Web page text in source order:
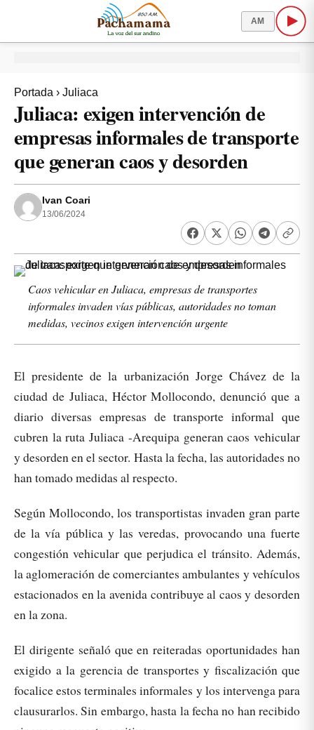
AM
Portada › Juliaca
Juliaca: exigen intervención de
empresas informales de transporte
que generan caos y desorden
Ivan Coari
13/06/2024
Caos vehicular en Juliaca, empresas de transportes
informales invaden vías públicas, autoridades no toman
medidas, vecinos exigen intervención urgente
El presidente de la urbanización Jorge Chávez de la
ciudad de Juliaca, Héctor Mollocondo, denunció que a
diario diversas empresas de transporte informal que
cubren la ruta Juliaca -Arequipa generan caos vehicular
y desorden en el sector. Hasta la fecha, las autoridades no
han tomado medidas al respecto.
Según Mollocondo, los transportistas invaden gran parte
de la vía pública y las veredas, provocando una fuerte
congestión vehicular que perjudica el tránsito. Además,
la aglomeración de comerciantes ambulantes y vehículos
estacionados en la avenida contribuye al caos y desorden
en la zona.
El dirigente señaló que en reiteradas oportunidades han
exigido a la gerencia de transportes y fiscalización que
focalice estos terminales informales y los intervenga para
clausurarlos. Sin embargo, hasta la fecha no han recibido